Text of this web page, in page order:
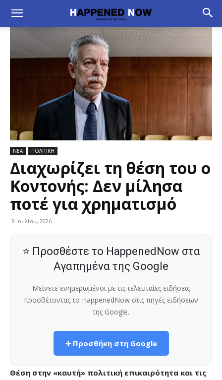
ΝΕΑ ΠΟΛΙΤΙΚΗ
Διαχωρίζει τη θέση του ο
Κοντονής: Δεν μίλησα
ποτέ για χρηματισμό
9 Ιουλίου, 2026
⭐ Προσθέστε το HappenedNow στα
Αγαπημένα της Google
Μείνετε ενημερωμένοι με τις τελευταίες ειδήσεις
προσθέτοντας το HappenedNow στις πηγές ειδήσεων
της Google.
➕ Προσθήκη στη Google
Θέση στην «καυτή» πολιτική επικαιρότητα και τις